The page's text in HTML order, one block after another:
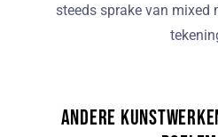
steeds sprake van mixed
Andere